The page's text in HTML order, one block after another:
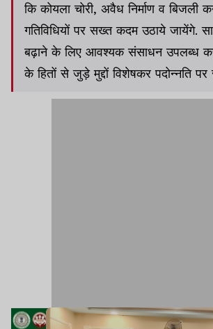
कि कोयला चोरी, अवैध निर्माण व बिजली
गतिविधियों पर सख्त कदम उठाये जायेंगे.
बढ़ाने के लिए आवश्यक संसाधन उपलब्ध
के हितों से जुड़े मुद्दों विशेषकर पदोन्नति पर